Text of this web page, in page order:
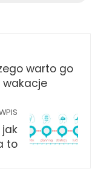
warto go
wakacje
to